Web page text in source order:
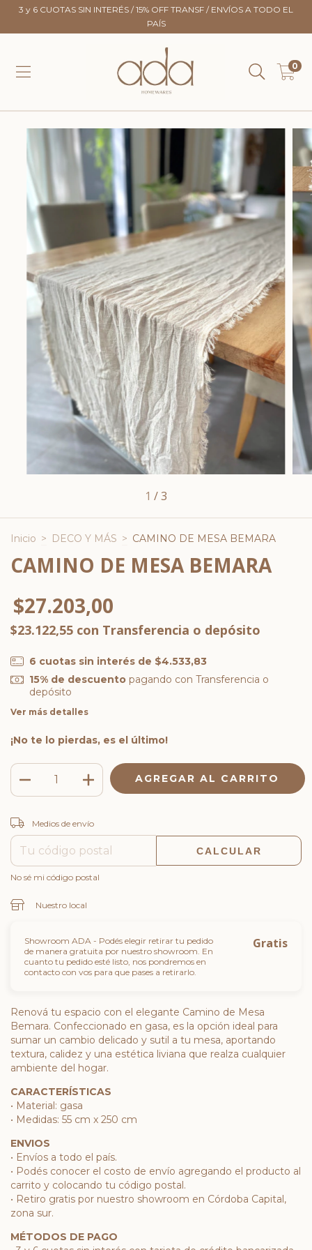
3 y 6 CUOTAS SIN INTERÉS / 15% OFF TRANSF / ENVÍOS A TODO EL
PAÍS
0
1 /3
Inicio > DECO Y MÁS > CAMINO DE MESA BEMARA
CAMINO DE MESA BEMARA
$27.203,00
$23.122,55 con Transferencia o depósito
6 cuotas sin interés de $4.533,83
15% de descuentopagando con Transferencia o
depósito
Ver más detalles
¡No te lo pierdas, es el último!
Entregas para el CP:
Medios de envío
CALCULAR
No sé mi código postal
Nuestro local
Showroom ADA - Podés elegir retirar tu pedido
de manera gratuita por nuestro showroom. En
cuanto tu pedido esté listo, nos pondremos en
contacto con vos para que pases a retirarlo.
Gratis
Renová tu espacio con el elegante Camino de Mesa
Bemara. Confeccionado en gasa, es la opción ideal para
sumar un cambio delicado y sutil a tu mesa, aportando
textura, calidez y una estética liviana que realza cualquier
ambiente del hogar.
CARACTERÍSTICAS
• Material: gasa
• Medidas: 55 cm x 250 cm
ENVIOS
• Envíos a todo el país.
• Podés conocer el costo de envío agregando el producto al
carrito y colocando tu código postal.
• Retiro gratis por nuestro showroom en Córdoba Capital,
zona sur.
MÉTODOS DE PAGO